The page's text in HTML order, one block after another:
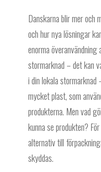
Danskarna blir mer och
och hur nya lösningar
enorma
stormarknad – det kan
i din lokala stormarknad
mycket plast, som
produkterna. Men vad
kunna se produkten?
alternativ till
skyddas.